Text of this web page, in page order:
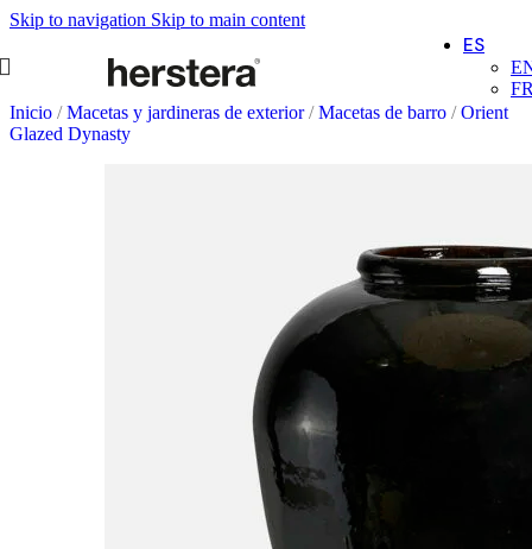
Skip to navigation Skip to main content
ES
Inicio / Macetas y jardineras de exterior/ Macetas de barro / Orient
Glazed Dynasty